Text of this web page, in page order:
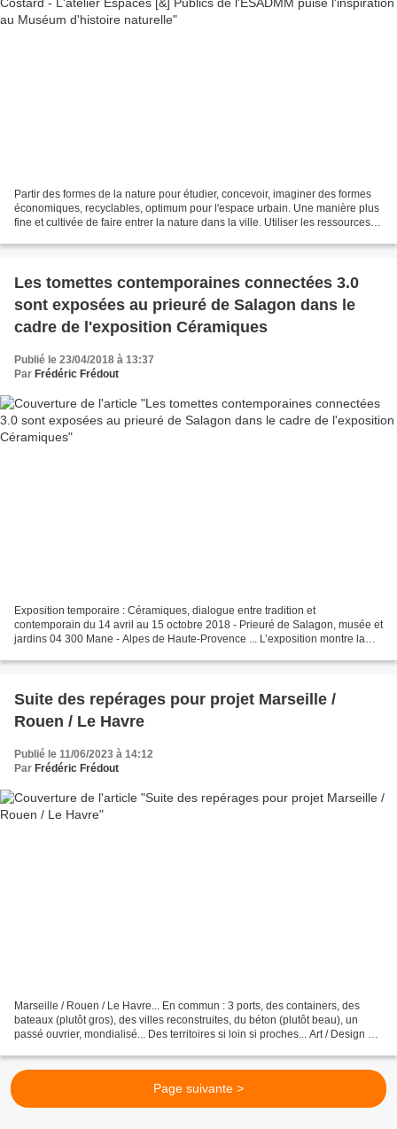
Partir des formes de la nature pour étudier, concevoir, imaginer des formes
économiques, recyclables, optimum pour l'espace urbain. Une manière plus
fine et cultivée de faire entrer la nature dans la ville. Utiliser les ressources
Les tomettes contemporaines connectées 3.0
sont exposées au prieuré de Salagon dans le
cadre de l'exposition Céramiques
Publié le 23/04/2018 à 13:37
Par Frédéric Frédout
Exposition temporaire : Céramiques, dialogue entre tradition et
contemporain du 14 avril au 15 octobre 2018 - Prieuré de Salagon, musée et
jardins 04 300 Mane - Alpes de Haute-Provence ... L’exposition montre la
Suite des repérages pour projet Marseille /
Rouen / Le Havre
Publié le 11/06/2023 à 14:12
Par Frédéric Frédout
Marseille / Rouen / Le Havre... En commun : 3 ports, des containers, des
bateaux (plutôt gros), des villes reconstruites, du béton (plutôt beau), un
passé ouvrier, mondialisé... Des territoires si loin si proches... Art / Design et
Page suivante >